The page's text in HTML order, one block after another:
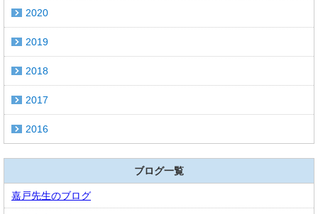
2020
2019
2018
2017
2016
ブログ一覧
嘉戸先生のブログ